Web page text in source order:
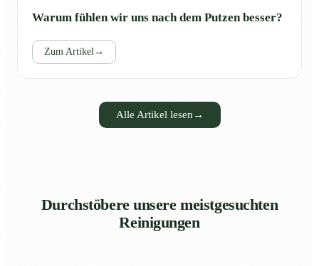
Warum fühlen wir uns nach dem Putzen besser?
Zum Artikel →
Alle Artikel lesen →
Durchstöbere unsere meistgesuchten
Reinigungen